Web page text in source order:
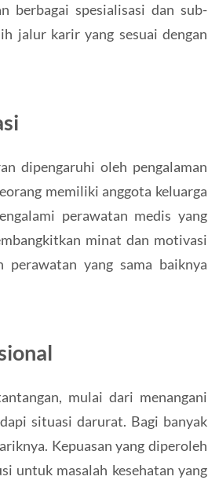
berbagai spesialisasi dan sub-
jalur karir yang sesuai dengan
dipengaruhi oleh pengalaman
memiliki anggota keluarga
perawatan medis yang
minat dan motivasi
yang sama baiknya
mulai dari menangani
situasi darurat. Bagi banyak
Kepuasan yang diperoleh
untuk masalah kesehatan yang